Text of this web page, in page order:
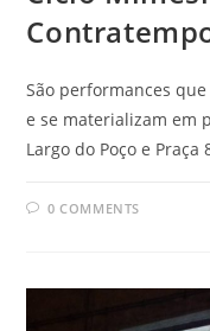
São performances
e se materializam em
Largo do Poço e
0 COMMENTS